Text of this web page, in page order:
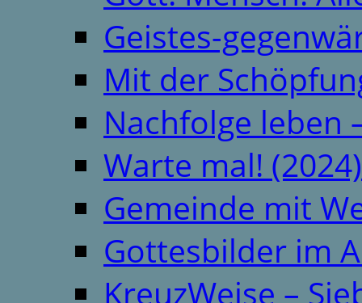
Geistes-
Mit der
Nachfolge leben
Warte mal! (2024)
Gemeinde mit
Gottesbilder im
KreuzWeise –